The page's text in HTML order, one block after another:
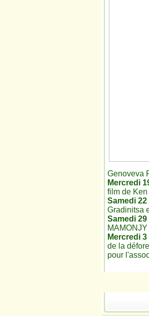
Genoveva
Mercredi
film de
Samedi
Gradinitsa
Samedi
Mercredi
de la
pour